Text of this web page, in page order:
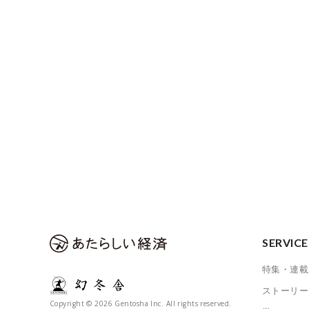
Copyright © 2026 Gentosha Inc. All rights reserved.
SERVICE
特集・連載
ストーリー